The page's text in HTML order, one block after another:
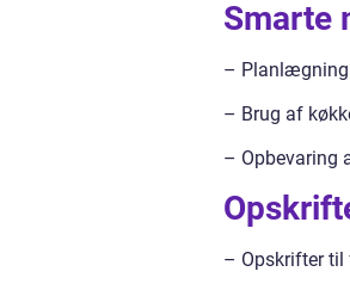
Smarte
– Planlægning
– Brug af
– Opbevaring
– Opskrifter til